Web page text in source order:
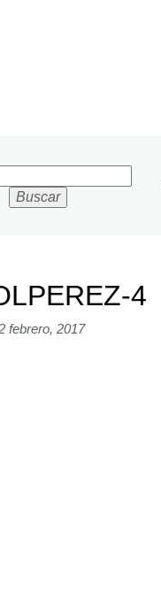
4
febrero, 2017